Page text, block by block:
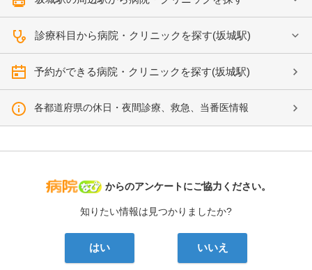
診療科目から病院・クリニックを探す(坂城駅)
予約ができる病院・クリニックを探す(坂城駅)
各都道府県の休日・夜間診療、救急、当番医情報
病院なび
からのアンケートにご協力ください。
知りたい情報は見つかりましたか?
はい いいえ